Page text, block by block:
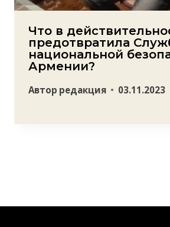
Что в
предотвратила
национальной
Армении?
Автор редакция 03.11.2023